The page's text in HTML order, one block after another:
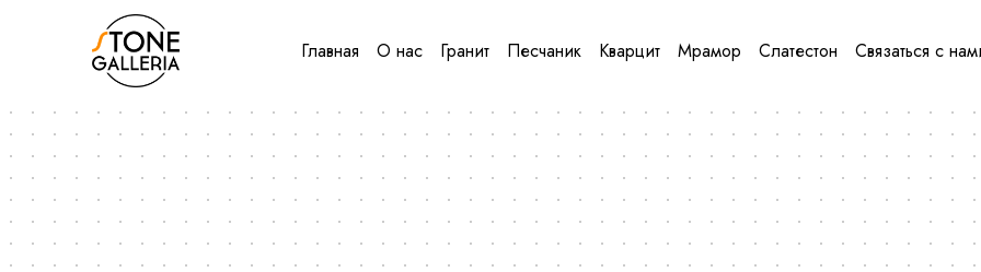
Главная О нас Гранит Песчаник Кварцит Мрамор Слатестон Связаться с